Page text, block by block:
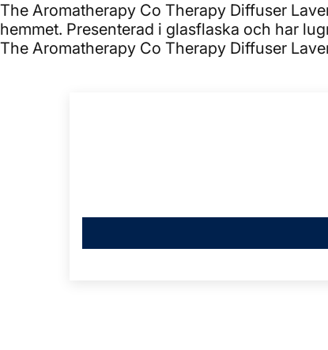
The Aromatherapy Co Therapy Diffuser
hemmet. Presenterad i glasflaska och har
The Aromatherapy Co Therapy Diffuser